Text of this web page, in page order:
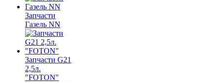
Запчасти
Газель NN
Запчасти G21
2,5л.
"FOTON"